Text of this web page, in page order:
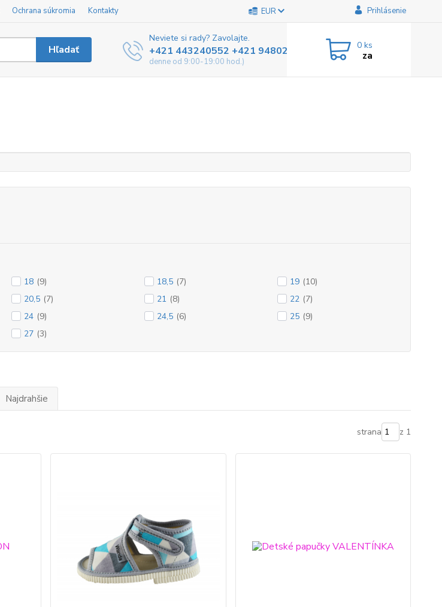
Ochrana súkromia Kontakty EUR Prihlásenie
Hľadať
Neviete si rady? Zavolajte.
+421 443240552 +421 948025800
denne od 9:00-19:00 hod.)
0 ks
za
18 (9) 18,5 (7) 19 (10)
20,5 (7) 21 (8) 22 (7)
24 (9) 24,5 (6) 25 (9)
27 (3)
Najdrahšie
strana z 1